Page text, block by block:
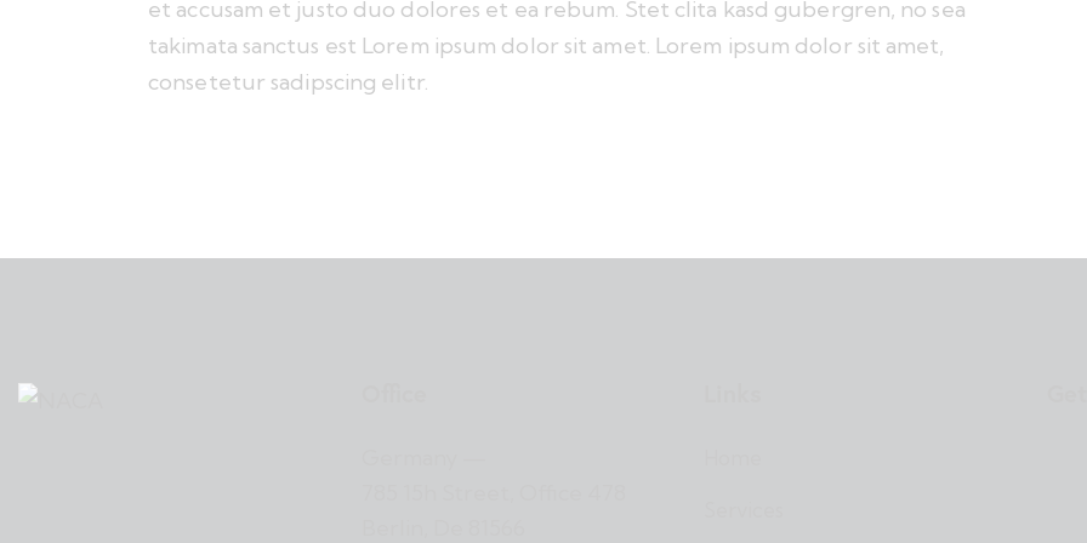
et accusam et justo duo dolores et ea rebum. Stet clita kasd gubergren, no sea
takimata sanctus est Lorem ipsum dolor sit amet. Lorem ipsum dolor sit amet,
consetetur sadipscing elitr.